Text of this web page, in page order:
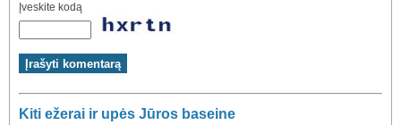
Įveskite kodą
Kiti ežerai ir upės Jūros baseine